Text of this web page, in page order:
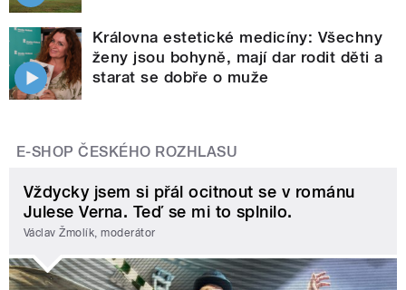
Královna estetické medicíny: Všechny
ženy jsou bohyně, mají dar rodit děti a
starat se dobře o muže
E-SHOP ČESKÉHO ROZHLASU
Vždycky jsem si přál ocitnout se v románu
Julese Verna. Teď se mi to splnilo.
Václav Žmolík, moderátor